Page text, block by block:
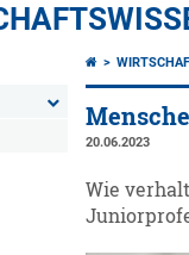
20.06.2023
Wie